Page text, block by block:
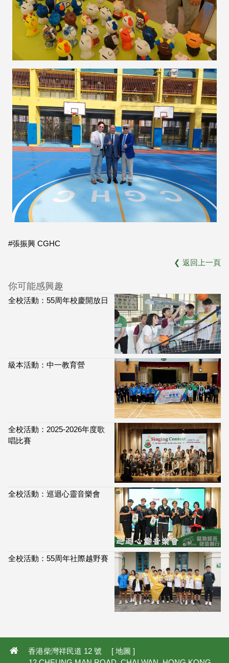
#張振興 CGHC
❮ 返回上一頁
你可能感興趣
全校活動：55周年校慶開放日
級本活動：中一教育營
全校活動：2025-2026年度歌
唱比賽
全校活動：巡迴心靈音樂會
全校活動：55周年社際越野賽
香港柴灣祥民道 12 號 [ 地圖]